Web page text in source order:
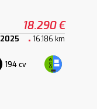
18.290 €
2025 16.186 km
194 cv